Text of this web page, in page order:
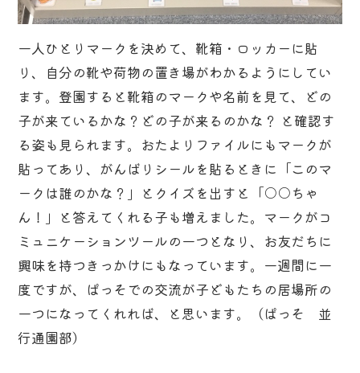
一人ひとりマークを決めて、靴箱・ロッカーに貼
り、自分の靴や荷物の置き場がわかるようにしてい
ます。登園すると靴箱のマークや名前を見て、どの
子が来ているかな？どの子が来るのかな？ と確認す
る姿も見られます。おたよりファイルにもマークが
貼ってあり、がんばりシールを貼るときに「このマ
ークは誰のかな？」とクイズを出すと「○○ちゃ
ん！」と答えてくれる子も増えました。マークがコ
ミュニケーションツールの一つとなり、お友だちに
興味を持つきっかけにもなっています。一週間に一
度ですが、ぱっそでの交流が子どもたちの居場所の
一つになってくれれば、と思います。（ぱっそ 並
行通園部）